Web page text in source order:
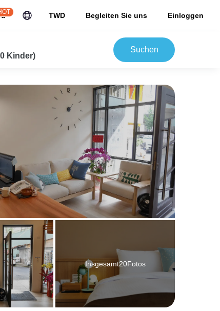
TWD Begleiten Sie uns Einloggen
Kinder)
Suchen
Insgesamt20Fotos